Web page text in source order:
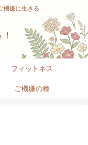
機嫌に生きる
フィットネス
ご機嫌の種